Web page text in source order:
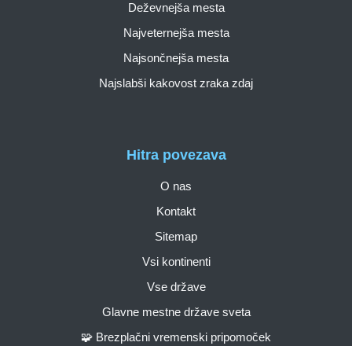
Hitra povezava
O nas
Kontakt
Sitemap
Vsi kontinenti
Vse države
Glavne mestne države sveta
🧩 Brezplačni vremenski pripomoček
Deževnejša mesta
Najveternejša mesta
Najsončnejša mesta
Najslabši kakovost zraka zdaj